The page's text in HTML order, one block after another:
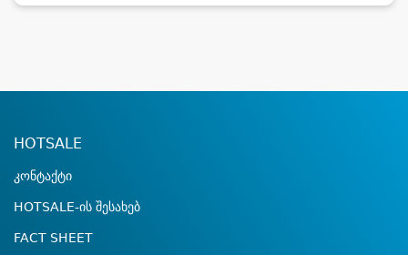
HOTSALE
კონტაქტი
HOTSALE-ის შესახებ
FACT SHEET